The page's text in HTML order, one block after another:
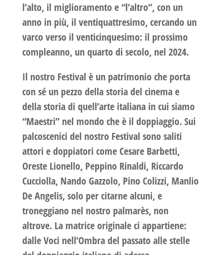
l’alto, il miglioramento e “l’altro”, con un
anno in più, il ventiquattresimo, cercando un
varco verso il venticinquesimo: il prossimo
compleanno, un quarto di secolo, nel 2024.
Il nostro Festival è un patrimonio che porta
con sé un pezzo della storia del cinema e
della storia di quell’arte italiana in cui siamo
“Maestri” nel mondo che è il doppiaggio. Sui
palcoscenici del nostro Festival sono saliti
attori e doppiatori come Cesare Barbetti,
Oreste Lionello, Peppino Rinaldi, Riccardo
Cucciolla, Nando Gazzolo, Pino Colizzi, Manlio
De Angelis, solo per citarne alcuni, e
troneggiano nel nostro palmarès, non
altrove. La matrice originale ci appartiene:
dalle Voci nell’Ombra del passato alle stelle